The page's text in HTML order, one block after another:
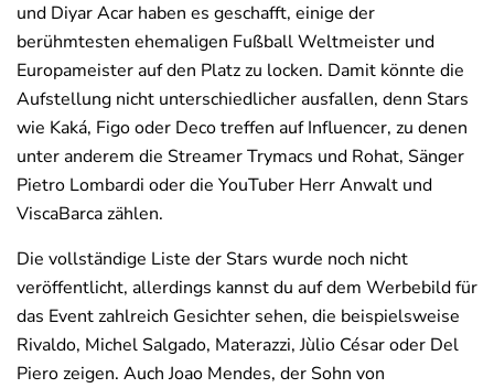
und Diyar Acar haben es geschafft, einige der
berühmtesten ehemaligen Fußball Weltmeister und
Europameister auf den Platz zu locken. Damit könnte die
Aufstellung nicht unterschiedlicher ausfallen, denn Stars
wie Kaká, Figo oder Deco treffen auf Influencer, zu denen
unter anderem die Streamer Trymacs und Rohat, Sänger
Pietro Lombardi oder die YouTuber Herr Anwalt und
ViscaBarca zählen.
Die vollständige Liste der Stars wurde noch nicht
veröffentlicht, allerdings kannst du auf dem Werbebild für
das Event zahlreich Gesichter sehen, die beispielsweise
Rivaldo, Michel Salgado, Materazzi, Jùlio César oder Del
Piero zeigen. Auch Joao Mendes, der Sohn von